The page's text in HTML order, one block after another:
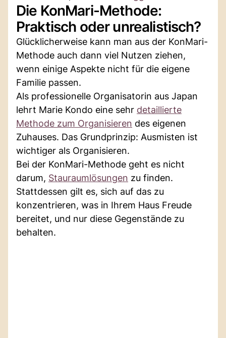
Die KonMari-Methode:
Praktisch oder unrealistisch?
Glücklicherweise kann man aus der KonMari-
Methode auch dann viel Nutzen ziehen,
wenn einige Aspekte nicht für die eigene
Familie passen.
Als professionelle Organisatorin aus Japan
lehrt Marie Kondo eine sehr detaillierte
Methode zum Organisieren des eigenen
Zuhauses. Das Grundprinzip: Ausmisten ist
wichtiger als Organisieren.
Bei der KonMari-Methode geht es nicht
darum, Stauraumlösungen zu finden.
Stattdessen gilt es, sich auf das zu
konzentrieren, was in Ihrem Haus Freude
bereitet, und nur diese Gegenstände zu
behalten.